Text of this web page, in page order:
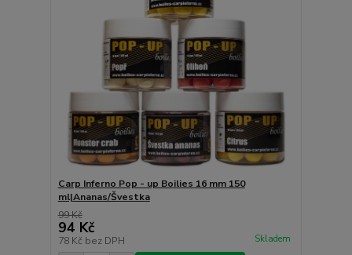
Carp Inferno Pop - up Boilies 16 mm 150
ml|Ananas/Švestka
99 Kč
94 Kč
78 Kč bez DPH Skladem